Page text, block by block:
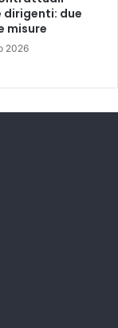
dirigenti: due
misure
2026